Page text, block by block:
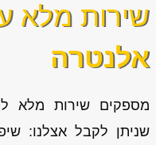
שירות מלא
אלנטרה
מספקים שירות מלא
שניתן לקבל אצלנו: